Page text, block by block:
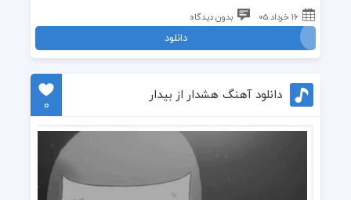
۱۶ خرداد ۰۵ بدون دیدگاه
دانلود
دانلود آهنگ هشدار از بیدار
0